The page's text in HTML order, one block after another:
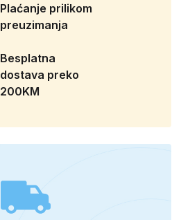
Plaćanje prilikom
preuzimanja
Besplatna
dostava preko
200KM